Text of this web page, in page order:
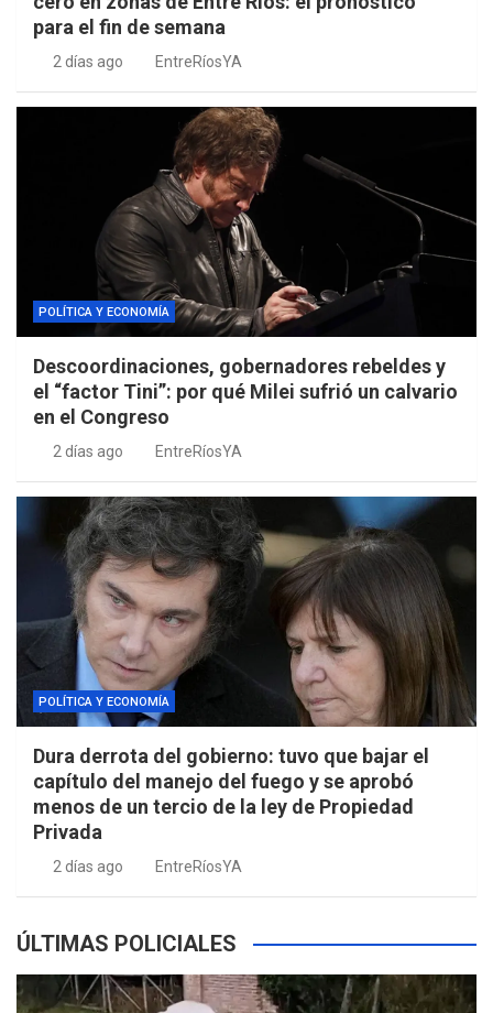
para el fin de semana
2 días ago EntreRíosYA
POLÍTICA Y ECONOMÍA
Descoordinaciones, gobernadores rebeldes y
el “factor Tini”: por qué Milei sufrió un calvario
en el Congreso
2 días ago EntreRíosYA
POLÍTICA Y ECONOMÍA
Dura derrota del gobierno: tuvo que bajar el
capítulo del manejo del fuego y se aprobó
menos de un tercio de la ley de Propiedad
Privada
2 días ago EntreRíosYA
ÚLTIMAS POLICIALES